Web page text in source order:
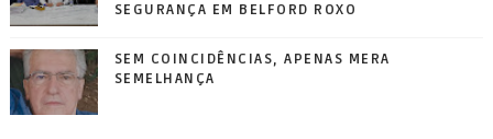
SEGURANÇA EM BELFORD ROXO
SEM COINCIDÊNCIAS, APENAS MERA
SEMELHANÇA